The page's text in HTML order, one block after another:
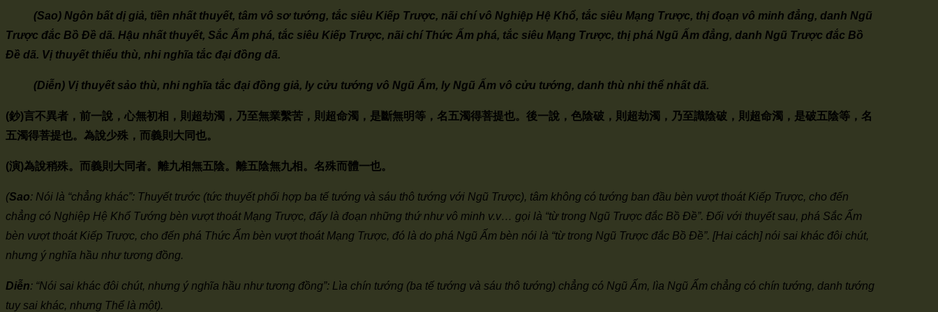
size.
font
size.
font
size.
(Sao) Ngôn bất dị giả, tiền nhất thuyết, tâm vô sơ tướng, tắc siêu Kiếp Trược, nãi chí vô Nghiệp Hệ Khổ, tắc siêu Mạng Trược, thị đoạn vô minh đẳng, danh Ngũ
Trược đắc Bồ Đề dã. Hậu nhất thuyết, Sắc Ấm phá, tắc siêu Kiếp Trược, nãi chí Thức Ấm phá, tắc siêu Mạng Trược, thị phá Ngũ Ấm đẳng, danh Ngũ Trược đắc Bồ
Đề dã. Vị thuyết thiểu thù, nhi nghĩa tắc đại đồng dã.
(Diễn) Vị thuyết sảo thù, nhi nghĩa tắc đại đồng giả, ly cửu tướng vô Ngũ Ấm, ly Ngũ Ấm vô cửu tướng, danh thù nhi thể nhất dã.
(鈔)言不異者，前一說，心無初相，則超劫濁，乃至無業繫苦，則超命濁，是斷無明等，名五濁得菩提也。後一說，色陰破，則超劫濁，乃至識陰破，則超命濁，是破五陰等，名
五濁得菩提也。為說少殊，而義則大同也。
(演)為說稍殊。而義則大同者。離九相無五陰。離五陰無九相。名殊而體一也。
(Sao: Nói là “chẳng khác”: Thuyết trước (tức thuyết phối hợp ba tế tướng và sáu thô tướng với Ngũ Trược), tâm không có tướng ban đầu bèn vượt thoát Kiếp Trược, cho đến
chẳng có Nghiệp Hệ Khổ Tướng bèn vượt thoát Mạng Trược, đấy là đoạn những thứ như vô minh v.v… gọi là “từ trong Ngũ Trược đắc Bồ Đề”. Đối với thuyết sau, phá Sắc Ấm
bèn vượt thoát Kiếp Trược, cho đến phá Thức Ấm bèn vượt thoát Mạng Trược, đó là do phá Ngũ Ấm bèn nói là “từ trong Ngũ Trược đắc Bồ Đề”. [Hai cách] nói sai khác đôi chút,
nhưng ý nghĩa hầu như tương đồng.
Diễn: “Nói sai khác đôi chút, nhưng ý nghĩa hầu như tương đồng”: Lìa chín tướng (ba tế tướng và sáu thô tướng) chẳng có Ngũ Ấm, lìa Ngũ Ấm chẳng có chín tướng, danh tướng
tuy sai khác, nhưng Thể là một).